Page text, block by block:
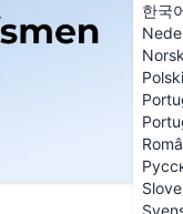
한국
Polski